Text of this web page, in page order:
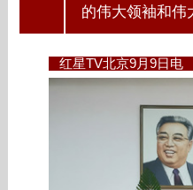
的伟大领袖和伟
红星TV北京9月9日电